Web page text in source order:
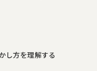
し方を理解する